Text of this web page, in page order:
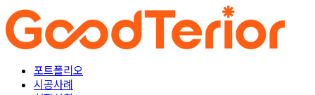
포트폴리오
시공사례